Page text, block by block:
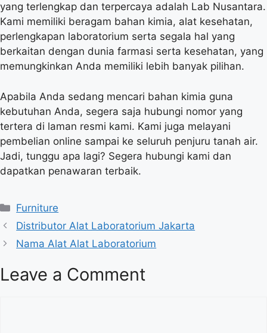
yang terlengkap dan terpercaya adalah Lab Nusantara.
Kami memiliki beragam bahan kimia, alat kesehatan,
perlengkapan laboratorium serta segala hal yang
berkaitan dengan dunia farmasi serta kesehatan, yang
memungkinkan Anda memiliki lebih banyak pilihan.
Apabila Anda sedang mencari bahan kimia guna
kebutuhan Anda, segera saja hubungi nomor yang
tertera di laman resmi kami. Kami juga melayani
pembelian online sampai ke seluruh penjuru tanah air.
Jadi, tunggu apa lagi? Segera hubungi kami dan
dapatkan penawaran terbaik.
Categories
Furniture
Distributor Alat Laboratorium Jakarta
Nama Alat Alat Laboratorium
Leave a Comment